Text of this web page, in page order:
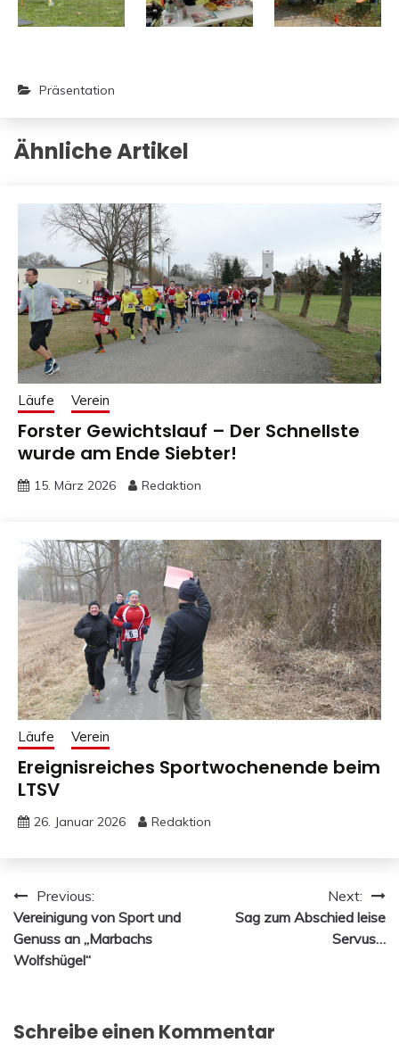
Präsentation
Ähnliche Artikel
Läufe Verein
Forster Gewichtslauf – Der Schnellste
wurde am Ende Siebter!
15. März 2026 Redaktion
Läufe Verein
Ereignisreiches Sportwochenende beim
LTSV
26. Januar 2026 Redaktion
Beitragsnavigation
Previous:
Vereinigung von Sport und
Genuss an „Marbachs
Wolfshügel“
Next:
Sag zum Abschied leise
Servus…
Schreibe einen Kommentar